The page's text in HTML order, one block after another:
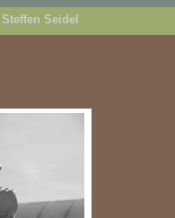
Steffen Seidel